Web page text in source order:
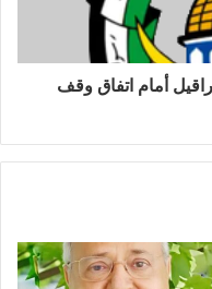
أمام اتفاق وقف